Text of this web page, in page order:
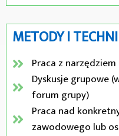
METODY I
Praca z narzędziem
Dyskusje grupowe
forum grupy)
Praca nad
zawodowego lub